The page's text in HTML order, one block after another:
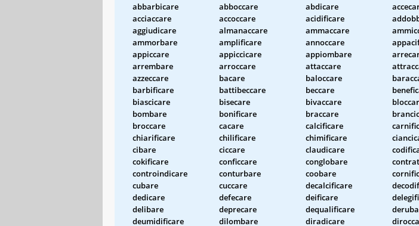
abbarbicare abboccare abdicare
acciaccare
accoccare acidificare
aggiudicare
almanaccare ammaccare
ammorbare
amplificare annoccare
appiccare
appiccicare appiombare
arrembare
arroccare attaccare
azzeccare
bacare baloccare
barbificare
battibeccare beccare
biascicare
bisecare bivaccare
bombare
bonificare braccare
broccare
cacare calcificare
chiarificare
chilificare chimificare
cibare
ciccare claudicare
cokificare
conficcare conglobare
controindicare
conturbare coobare
cubare
cuccare decalcificare
dedicare
defecare deificare
delibare
deprecare dequalificare
deumidificare
dilombare diradicare